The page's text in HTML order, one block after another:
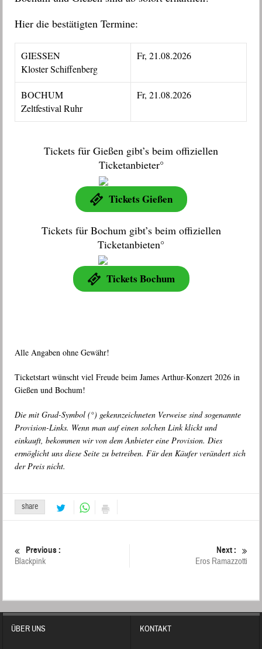
Hier die bestätigten Termine:
GIESSEN
Kloster Schiffenberg
Fr, 21.08.2026
BOCHUM
Zeltfestival Ruhr
Fr, 21.08.2026
Tickets für Gießen gibt’s beim offiziellen
Ticketanbieter°
Tickets Gießen
Tickets für Bochum gibt’s beim offiziellen
Ticketanbieten°
Tickets Bochum
Alle Angaben ohne Gewähr!
Ticketstart wünscht viel Freude beim James Arthur-Konzert 2026 in
Gießen und Bochum!
Die mit Grad-Symbol (°) gekennzeichneten Verweise sind sogenannte
Provision-Links. Wenn man auf einen solchen Link klickt und
einkauft, bekommen wir von dem Anbieter eine Provision. Dies
ermöglicht uns diese Seite zu betreiben. Für den Käufer verändert sich
der Preis nicht.
share
Previous :
Blackpink
Next :
Eros Ramazzotti
ÜBER UNS KONTAKT